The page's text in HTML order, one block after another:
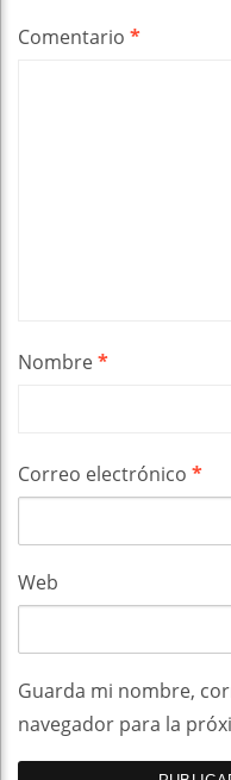
Comentario *
Nombre*
Correo electrónico *
Web
Guarda mi nombre,
navegador para la